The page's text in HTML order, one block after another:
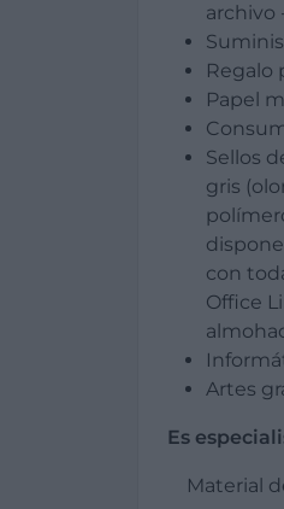
archivo
Regalo
Papel
Sellos
gris
con
Office
Artes
Es
Material